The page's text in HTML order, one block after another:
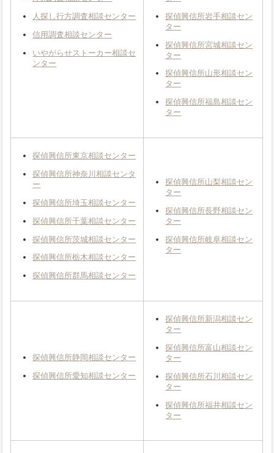
人探し行方調査相談センター
信用調査相談センター
いやがらせストーカー相談セ
ンター
探偵興信所岩手相談セン
ター
探偵興信所宮城相談セン
ター
探偵興信所山形相談セン
ター
探偵興信所福島相談セン
ター
探偵興信所東京相談センター
探偵興信所神奈川相談センタ
ー
探偵興信所埼玉相談センター
探偵興信所千葉相談センター
探偵興信所茨城相談センター
探偵興信所栃木相談センター
探偵興信所群馬相談センター
探偵興信所山梨相談セン
ター
探偵興信所長野相談セン
ター
探偵興信所岐阜相談セン
ター
探偵興信所静岡相談センター
探偵興信所愛知相談センター
探偵興信所新潟相談セン
ター
探偵興信所富山相談セン
ター
探偵興信所石川相談セン
ター
探偵興信所福井相談セン
ター